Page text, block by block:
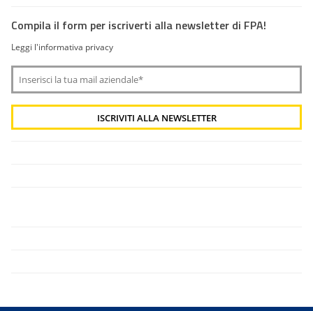
Compila il form per iscriverti alla newsletter di FPA!
Leggi l'informativa privacy